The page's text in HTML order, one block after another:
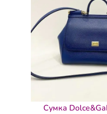
Сумка